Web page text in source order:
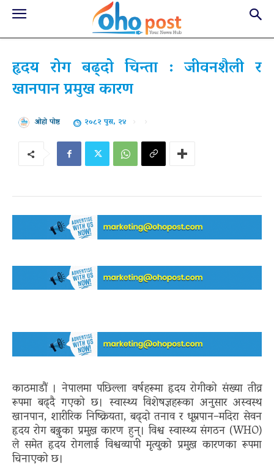
हृदय रोग बढ्दो चिन्ता : जीवनशैली र
खानपान प्रमुख कारण
ओहो पोष्ट २०८२ पुस, २४
काठमाडौं । नेपालमा पछिल्ला वर्षहरूमा हृदय रोगीको संख्या तीव्र
रूपमा बढ्दै गएको छ। स्वास्थ्य विशेषज्ञहरूका अनुसार अस्वस्थ
खानपान, शारीरिक निष्क्रियता, बढ्दो तनाव र धूम्रपान–मदिरा सेवन
हृदय रोग बढ्नुका प्रमुख कारण हुन्। विश्व स्वास्थ्य संगठन (WHO)
ले समेत हृदय रोगलाई विश्वव्यापी मृत्युको प्रमुख कारणका रूपमा
चिनाएको छ।